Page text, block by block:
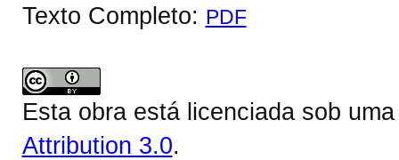
Texto Completo: PDF
Esta obra está licenciada sob
Attribution 3.0.